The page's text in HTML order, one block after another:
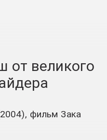
от великого
фильм Зака